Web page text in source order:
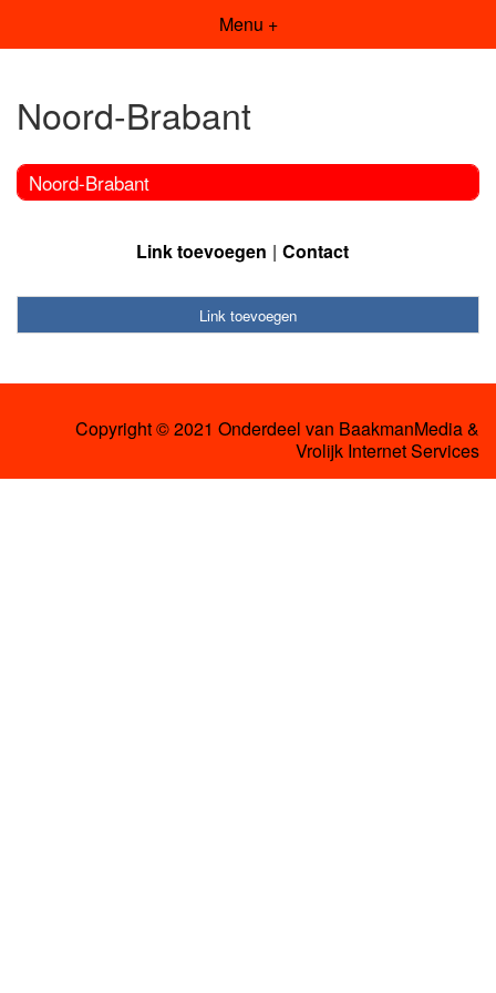
Menu +
Noord-Brabant
Noord-Brabant
Link toevoegen Contact
Link toevoegen
Copyright © 2021 Onderdeel van BaakmanMedia&
Vrolijk Internet Services